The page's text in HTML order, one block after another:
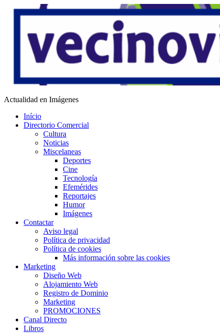
Saltar
Vecino Virtual
Actualidad en Imágenes
Início
Directorio Comercial
Cultura
Noticias
Miscelaneas
Deportes
Cine
Tecnología
Efemérides
Reportajes
Humor
Imágenes
Contactar
Aviso legal
Política de privacidad
Política de cookies
Más información sobre las cookies
Marketing
Diseño Web
Alojamiento Web
Registro de Dominio
Marketing
PROMOCIONES
Canal Directo
Libros